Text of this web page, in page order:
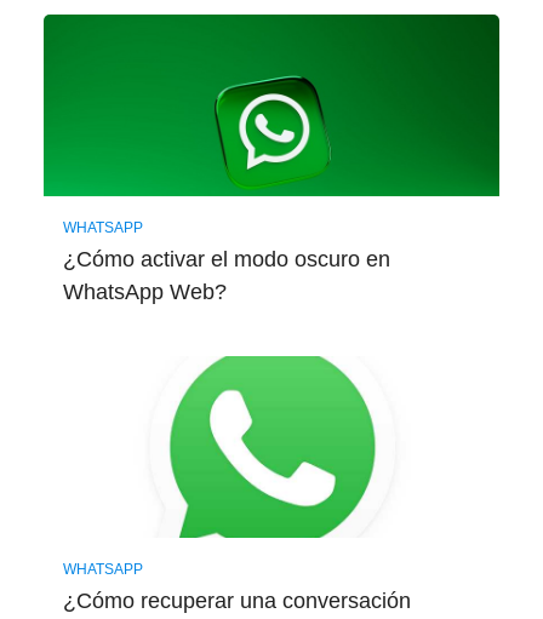
WHATSAPP
¿Cómo activar el modo oscuro en
WhatsApp Web?
WHATSAPP
¿Cómo recuperar una conversación